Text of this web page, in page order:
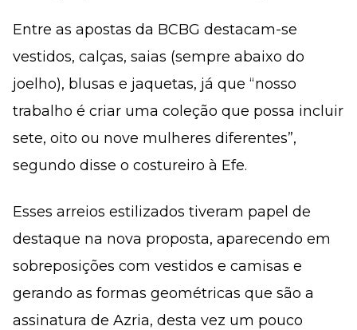
Entre as apostas da BCBG destacam-se
vestidos, calças, saias (sempre abaixo do
joelho), blusas e jaquetas, já que “nosso
trabalho é criar uma coleção que possa incluir
sete, oito ou nove mulheres diferentes”,
segundo disse o costureiro à Efe.
Esses arreios estilizados tiveram papel de
destaque na nova proposta, aparecendo em
sobreposições com vestidos e camisas e
gerando as formas geométricas que são a
assinatura de Azria, desta vez um pouco